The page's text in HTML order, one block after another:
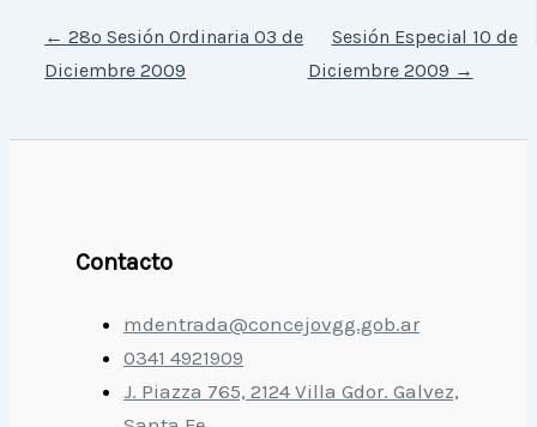
← 28º Sesión Ordinaria 03 de
Diciembre 2009
Sesión Especial 10 de
Diciembre 2009 →
Contacto
mdentrada@concejovgg.gob.ar
0341 4921909
J. Piazza 765, 2124 Villa Gdor. Galvez,